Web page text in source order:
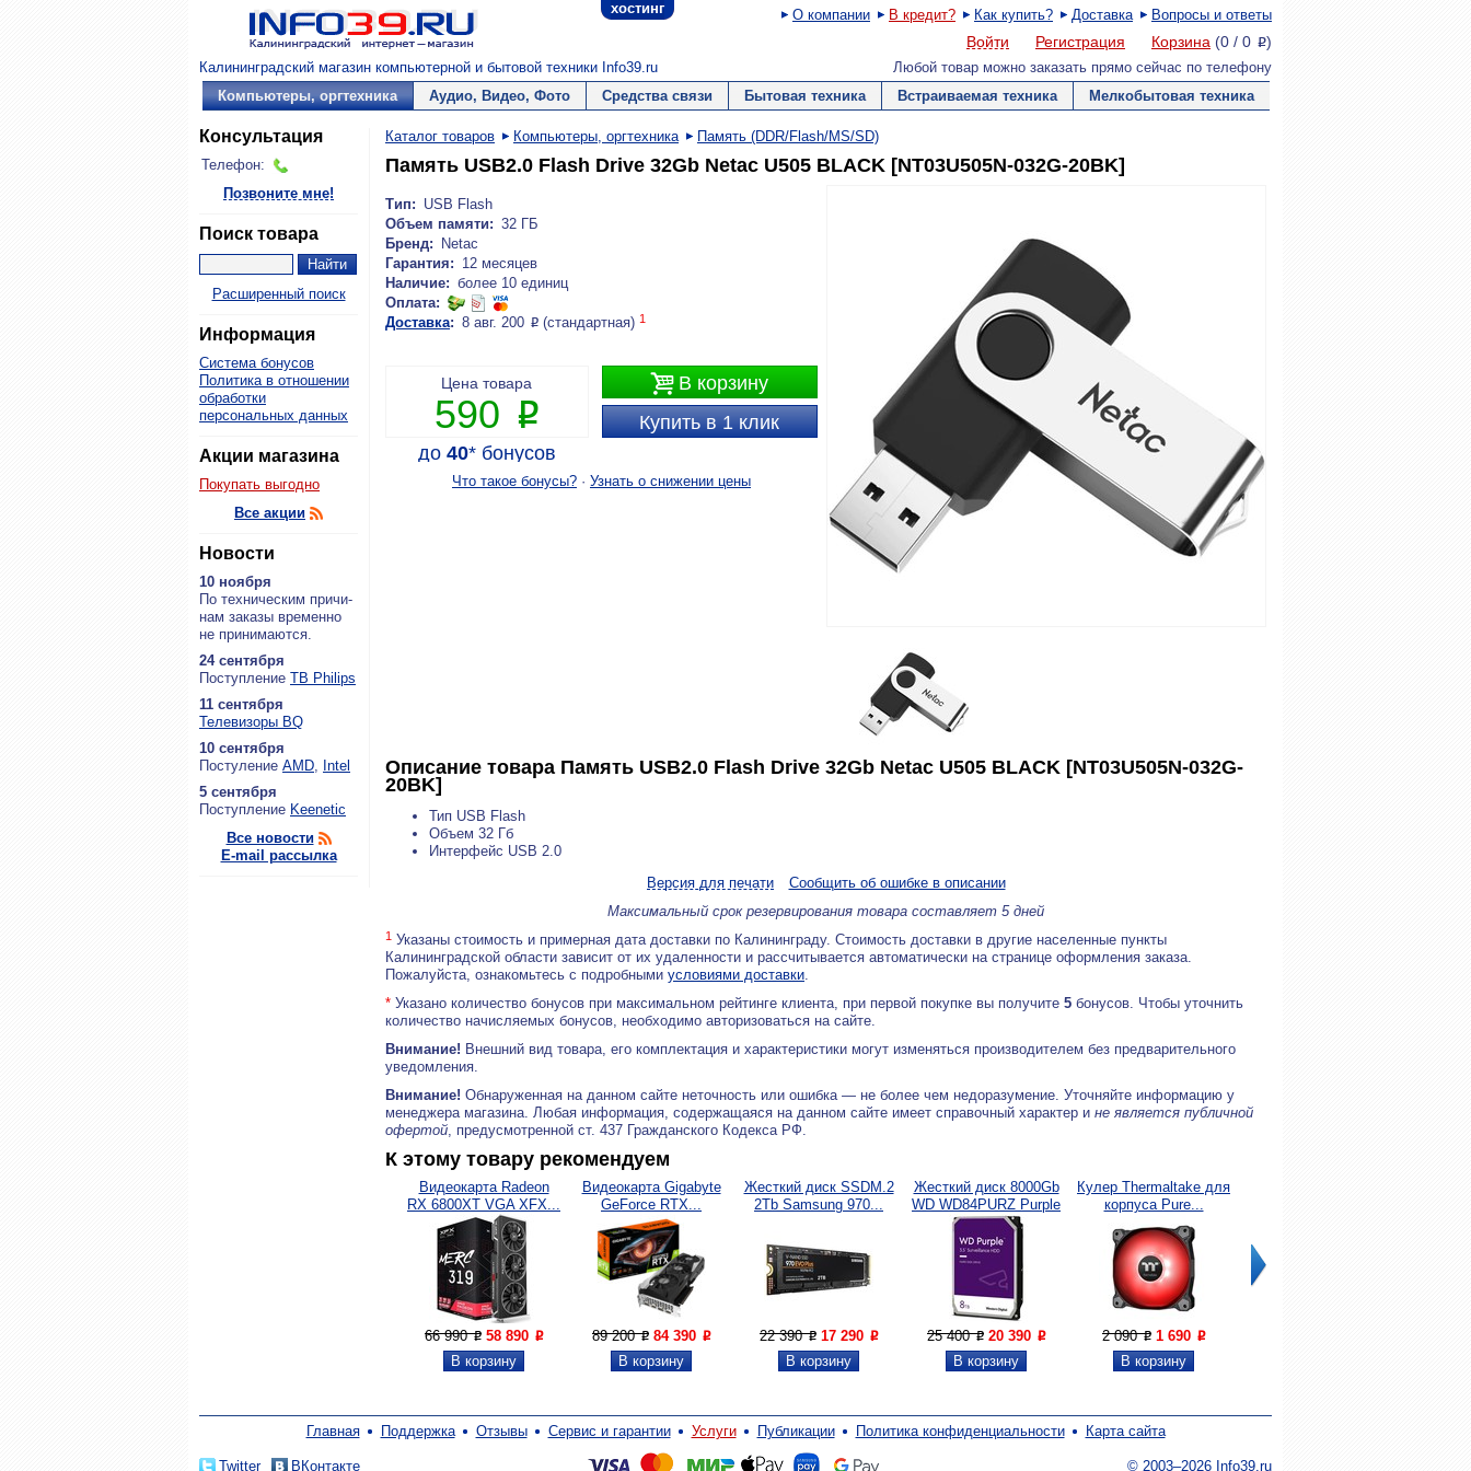
хостинг О компании В кредит? Как купить? Доставка Вопросы и ответы
Войти Регистрация Корзина (0 / 0 P)
Калининградский магазин компьютерной и бытовой техники Info39.ru
Любой товар можно заказать прямо сейчас по телефону
Компьютеры, оргтехника
Аудио, Видео, Фото Средства связи Бытовая техника Встраиваемая техника Мелкобытовая техника
Консультация
Телефон:
Позвоните мне!
Поиск товара
Расширенный поиск
Информация
Система бонусов
Политика в отношении
обработки
персональных данных
Акции магазина
Покупать выгодно
Все акции
Новости
10 ноября
По тех­ни­че­ским при­чи­
нам за­ка­зы вре­мен­но
не при­ни­ма­ют­ся.
24 сентября
По­ступ­ле­ние ТВ Philips
11 сентября
Теле­ви­зо­ры BQ
10 сентября
По­сту­ле­ние AMD, Intel
5 сентября
По­ступ­ле­ние Keenetic
Все новости
E-mail рассылка
Каталог товаров Компьютеры, оргтехника Память (DDR/Flash/MS/SD)
Память USB2.0 Flash Drive 32Gb Netac U505 BLACK [NT03U505N-032G-20BK]
Тип: USB Flash
Объем памяти: 32 ГБ
Бренд:
Netac
Гарантия: 12 месяцев
Наличие: более 10 единиц
Оплата:
Доставка: 8 авг. 200 P(стандартная) 1
В корзину
Купить в 1 клик
Цена товара
590 P
до 40*бонусов
Что такое бонусы? · Узнать о снижении цены
Описание товара Память USB2.0 Flash Drive 32Gb Netac U505 BLACK [NT03U505N-032G-
20BK]
Тип USB Flash
Объем 32 Гб
Интерфейс USB 2.0
Версия для печати
Сообщить об ошибке в описании
Максимальный срок резервирования товара составляет 5 дней
1 Указаны стоимость и примерная дата доставки по Калининграду. Стоимость доставки в другие населенные пункты
Калининградской области зависит от их удаленности и рассчитывается автоматически на странице оформления заказа.
Пожалуйста, ознакомьтесь с подробными условиями доставки.
* Указано количество бонусов при максимальном рейтинге клиента, при первой покупке вы получите 5 бонусов. Чтобы уточнить
количество начисляемых бонусов, необходимо авторизоваться на сайте.
Внимание! Внешний вид товара, его комплектация и характеристики могут изменяться производителем без предварительного
уведомления.
Внимание! Обнаруженная на данном сайте неточность или ошибка — не более чем недоразумение. Уточняйте информацию у
менеджера магазина. Любая информация, содержащаяся на данном сайте имеет справочный характер и не является публичной
офертой, предусмотренной ст. 437 Гражданского Кодекса РФ.
К этому товару рекомендуем
Видеокарта Radeon
RX 6800XT VGA XFX...
66 990P 58 890 P
Видеокарта Gigabyte
GeForce RTX...
89 200P 84 390 P
Жесткий диск SSDM.2
2Tb Samsung 970...
22 390P 17 290 P
Жесткий диск 8000Gb
WD WD84PURZ Purple
25 400P 20 390 P
Кулер Thermaltake для
корпуса Pure...
2 090P 1 690 P
Главная Поддержка Отзывы Сервис и гарантии Услуги Публикации Политика конфиденциальности Карта сайта
Twitter ВКонтакте © 2003–2026 Info39.ru